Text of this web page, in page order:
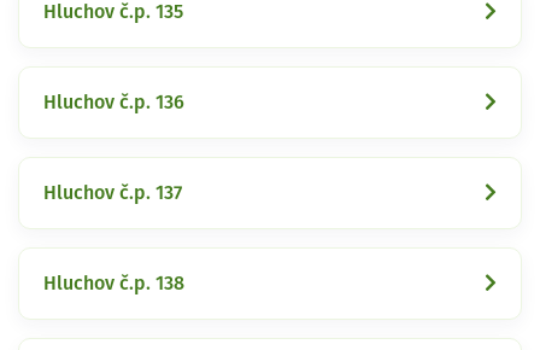
Hluchov č.p. 135
Hluchov č.p. 136
Hluchov č.p. 137
Hluchov č.p. 138